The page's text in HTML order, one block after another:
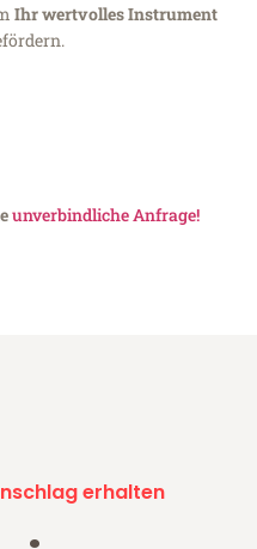
Ihr wertvolles Instrument
unverbindliche Anfrage!
erhalten